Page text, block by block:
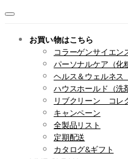
お買い物はこちら
コラーゲンサイエン
パーソナルケア（化
ヘルス＆ウェルネス
ハウスホールド（洗
リブクリーン コレ
キャンペーン
全製品リスト
定期配送
カタログ&ギフト